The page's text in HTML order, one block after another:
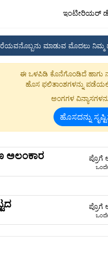
ಇಂಟೀರಿಯರ್
ಮಾಡುವ ಮೊದಲು
ಈ ಒಳಪಿಡಿ ಕೊನೆಗೊಂಡಿದೆ ಹಾಗು
ಹೊಸ ಫಲಿತಾಂಶಗಳನ್ನು
ಅಂಗಗಳ
ಹೊಸದನ್ನು
ಅಲಂಕಾರ
ಪ್ರೊಗೆ
ಪ್ರೊಗೆ